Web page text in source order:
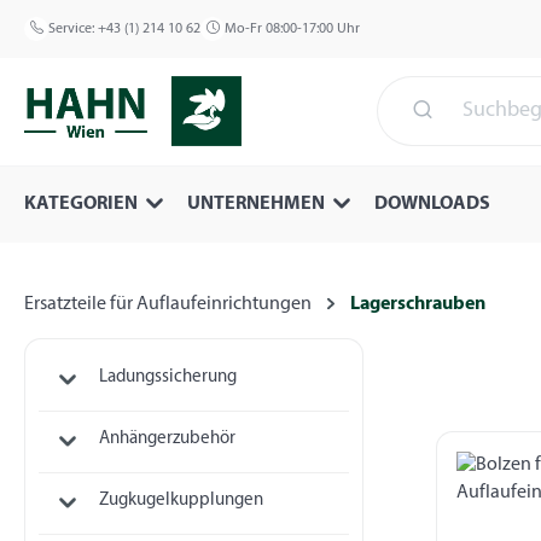
Hauptinhalt springen
Zur Suche springen
Zur Hauptnavigation springen
Service: +43 (1) 214 10 62 Mo-Fr 08:00-17:00 Uhr
KATEGORIEN UNTERNEHMEN DOWNLOADS
Ersatzteile für Auflaufeinrichtungen Lagerschrauben
Ladungssicherung
Anhängerzubehör
Zugkugelkupplungen